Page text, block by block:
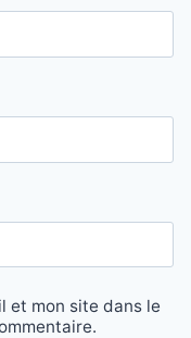
et mon site dans le